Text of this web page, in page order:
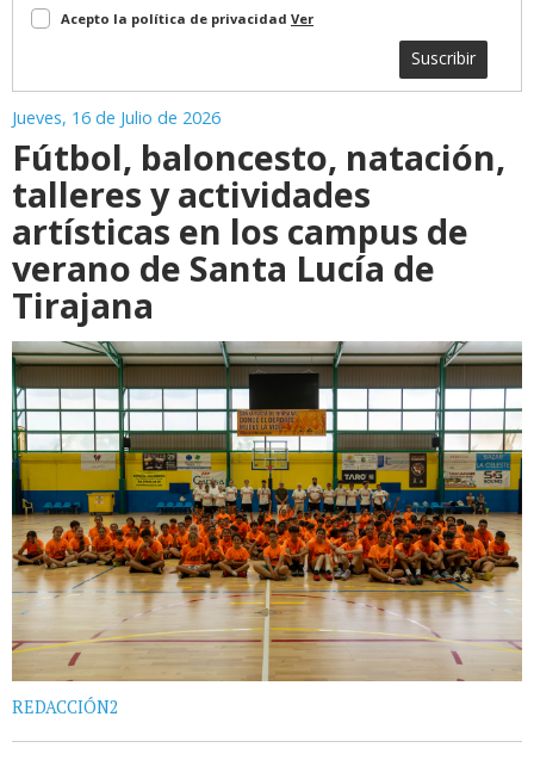
Acepto la política de privacidad Ver
Suscribir
Jueves, 16 de Julio de 2026
Fútbol, baloncesto, natación,
talleres y actividades
artísticas en los campus de
verano de Santa Lucía de
Tirajana
REDACCIÓN2